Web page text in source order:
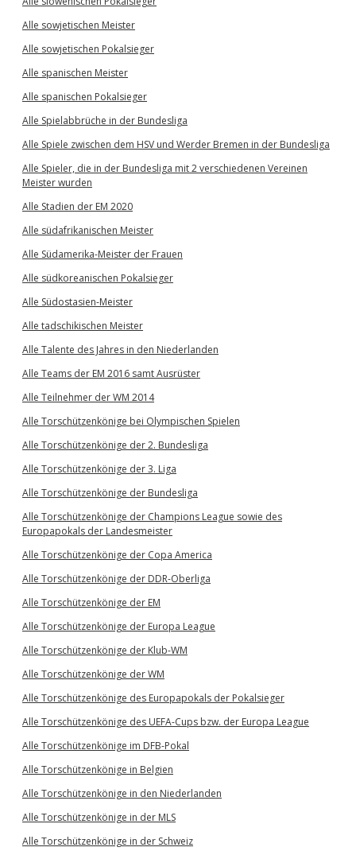
Alle sowjetischen Meister
Alle sowjetischen Pokalsieger
Alle spanischen Meister
Alle spanischen Pokalsieger
Alle Spielabbrüche in der Bundesliga
Alle Spiele zwischen dem HSV und Werder Bremen in der Bundesliga
Alle Spieler, die in der Bundesliga mit 2 verschiedenen Vereinen
Meister wurden
Alle Stadien der EM 2020
Alle südafrikanischen Meister
Alle Südamerika-Meister der Frauen
Alle südkoreanischen Pokalsieger
Alle Südostasien-Meister
Alle tadschikischen Meister
Alle Talente des Jahres in den Niederlanden
Alle Teams der EM 2016 samt Ausrüster
Alle Teilnehmer der WM 2014
Alle Torschützenkönige bei Olympischen Spielen
Alle Torschützenkönige der 2. Bundesliga
Alle Torschützenkönige der 3. Liga
Alle Torschützenkönige der Bundesliga
Alle Torschützenkönige der Champions League sowie des
Europapokals der Landesmeister
Alle Torschützenkönige der Copa America
Alle Torschützenkönige der DDR-Oberliga
Alle Torschützenkönige der EM
Alle Torschützenkönige der Europa League
Alle Torschützenkönige der Klub-WM
Alle Torschützenkönige der WM
Alle Torschützenkönige des Europapokals der Pokalsieger
Alle Torschützenkönige des UEFA-Cups bzw. der Europa League
Alle Torschützenkönige im DFB-Pokal
Alle Torschützenkönige in Belgien
Alle Torschützenkönige in den Niederlanden
Alle Torschützenkönige in der MLS
Alle Torschützenkönige in der Schweiz